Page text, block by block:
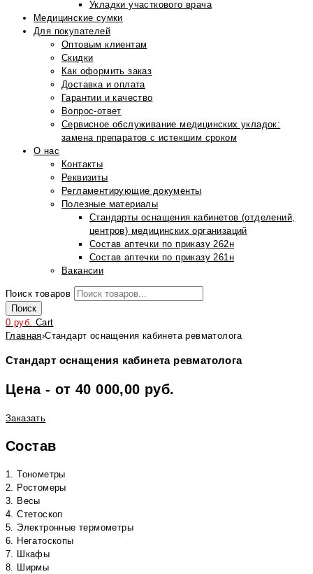
Укладки участкового врача
Медицинские сумки
Для покупателей
Оптовым клиентам
Скидки
Как оформить заказ
Доставка и оплата
Гарантии и качество
Вопрос-ответ
Сервисное обслуживание медицинских укладок:
замена препаратов с истекшим сроком
О нас
Контакты
Реквизиты
Регламентирующие документы
Полезные материалы
Стандарты оснащения кабинетов (отделений,
центров) медицинских организаций
Состав аптечки по приказу 262н
Состав аптечки по приказу 261н
Вакансии
Поиск товаров
Поиск
0 руб. Cart
Главная›Стандарт оснащения кабинета ревматолога
Стандарт оснащения кабинета ревматолога
Цена - от 40 000,00 руб.
Заказать
Состав
1. Тонометры
2. Ростомеры
3. Весы
4. Стетоскоп
5. Электронные термометры
6. Негатоскопы
7. Шкафы
8. Ширмы